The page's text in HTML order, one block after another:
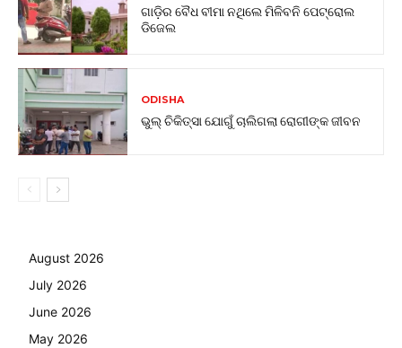
ଗାଡ଼ିର ବୈଧ ବୀମା ନଥିଲେ ମିଳିବନି ପେଟ୍ରୋଲ
ଡିଜେଲ
ODISHA
ଭୁଲ୍ ଚିକିତ୍ସା ଯୋଗୁଁ ଚାଲିଗଲା ରୋଗୀଙ୍କ ଜୀବନ
August 2026
July 2026
June 2026
May 2026